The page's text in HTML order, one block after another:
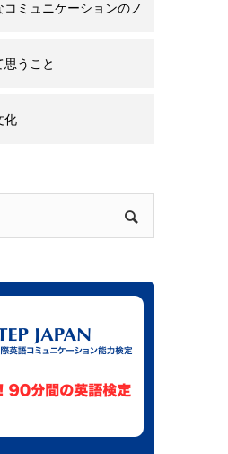
ミュニケーションのノ
うこと
化